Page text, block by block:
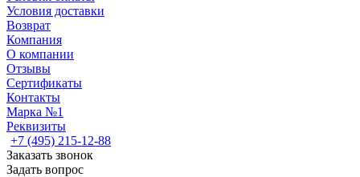
Условия доставки
Возврат
Компания
О компании
Отзывы
Сертификаты
Контакты
Марка №1
Реквизиты
+7 (495) 215-12-88
Заказать звонок
Задать вопрос